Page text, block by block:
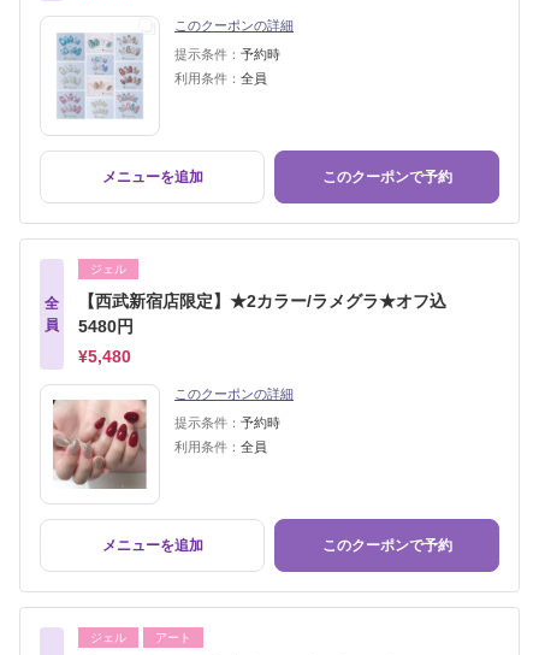
このクーポンの詳細
提示条件： 予約時
利用条件： 全員
メニューを追加 このクーポンで予約
全
員
ジェル
【西武新宿店限定】★2カラー/ラメグラ★オフ込
5480円
¥5,480
このクーポンの詳細
提示条件： 予約時
利用条件： 全員
メニューを追加 このクーポンで予約
ジェル アート